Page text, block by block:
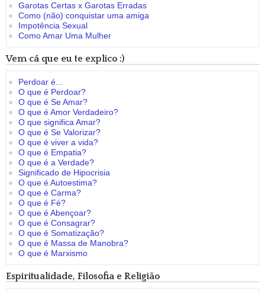
Garotas Certas x Garotas Erradas
Como (não) conquistar uma amiga
Impotência Sexual
Como Amar Uma Mulher
Vem cá que eu te explico :)
Perdoar é...
O que é Perdoar?
O que é Se Amar?
O que é Amor Verdadeiro?
O que significa Amar?
O que é Se Valorizar?
O que é viver a vida?
O que é Empatia?
O que é a Verdade?
Significado de Hipocrisia
O que é Autoestima?
O que é Carma?
O que é Fé?
O que é Abençoar?
O que é Consagrar?
O que é Somatização?
O que é Massa de Manobra?
O que é Marxismo
Espiritualidade, Filosofia e Religião